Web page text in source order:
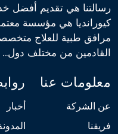
رسالتنا هي تقديم أفضل
مرافق طبية للعلاج
القادمين من مختلف دول...
معلومات عنا
عن الشركة
فريقنا
أخبار